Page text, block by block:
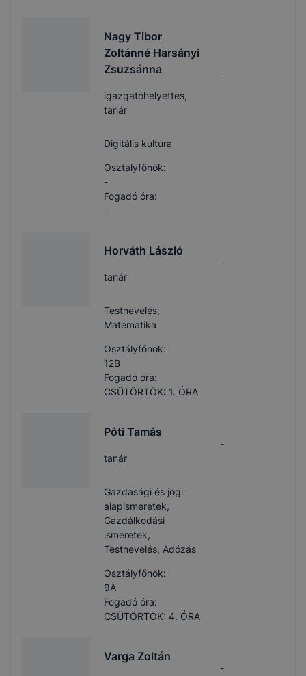
Nagy Tibor
Zoltánné Harsányi
Zsuzsánna
igazgatóhelyettes,
tanár
Digitális kultúra
-
Osztályfőnök:
-
Fogadó óra:
-
Horváth László
tanár
Testnevelés,
Matematika
-
Osztályfőnök:
12B
Fogadó óra:
CSÜTÖRTÖK: 1. ÓRA
Póti Tamás
tanár
Gazdasági és jogi
alapismeretek,
Gazdálkodási
ismeretek,
Testnevelés, Adózás
-
Osztályfőnök:
9A
Fogadó óra:
CSÜTÖRTÖK: 4. ÓRA
Varga Zoltán
-